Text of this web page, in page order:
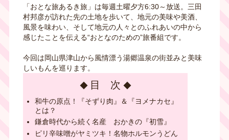
「おとな旅あるき旅」は毎週土曜夕方6:30～放送。三田
村邦彦が訪れた先の土地を歩いて、地元の美味や美酒、
風景を味わい、そして地元の人々とのふれあいの中から
感じたことを伝える“おとなのための”旅番組です。
今回は岡山県津山から風情漂う湯郷温泉の街並みと美味
しいもんを巡ります。
目 次
和牛の原点！『そずり肉』＆『ヨメナカセ』
とは？
鎌倉時代から続く名産 おかきの『初雪』
ピリ辛味噌がヤミツキ！名物ホルモンうどん